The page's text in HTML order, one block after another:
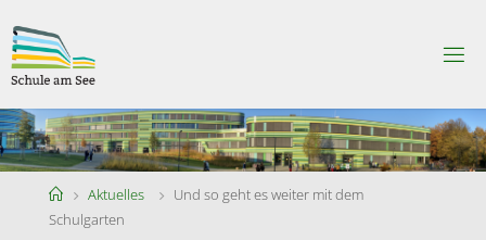
to
content
CHU
LEA
MS
EE
HomeAktuelles
Und so geht es weiter mit dem
Schulgarten